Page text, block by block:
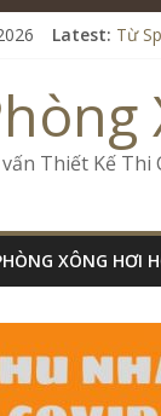
Latest: Từ
Spa
Tăng
Thiết Kế Thi
XÔNG HƠI